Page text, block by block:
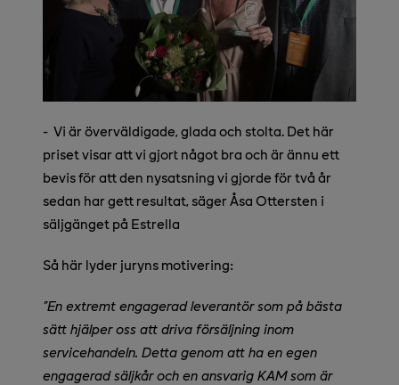
- Vi är överväldigade, glada och stolta. Det här
priset visar att vi gjort något bra och är ännu ett
bevis för att den nysatsning vi gjorde för två år
sedan har gett resultat, säger Åsa Ottersten i
säljgänget på Estrella
Så här lyder juryns motivering:
”En extremt engagerad leverantör som på bästa
sätt hjälper oss att driva försäljning inom
servicehandeln. Detta genom att ha en egen
engagerad säljkår och en ansvarig KAM som är